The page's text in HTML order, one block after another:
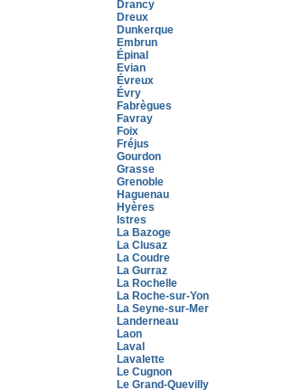
Drancy
Dreux
Dunkerque
Embrun
Épinal
Evian
Évreux
Évry
Fabrègues
Favray
Foix
Fréjus
Gourdon
Grasse
Grenoble
Haguenau
Hyères
Istres
La Bazoge
La Clusaz
La Coudre
La Gurraz
La Rochelle
La Roche-sur-Yon
La Seyne-sur-Mer
Landerneau
Laon
Laval
Lavalette
Le Cugnon
Le Grand-Quevilly